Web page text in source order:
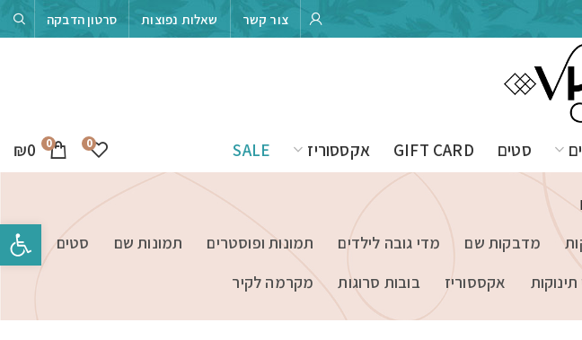
צור קשר שאלות נפוצות סרטון הדבקה
סטים GIFT CARD אקססוריז SALE
0
0
₪0
מדבקות שם מדי גובה לילדים תמונות ופוסטרים תמונות שם
סטים
אקססוריז בובות סרוגות מקרמה לקיר
פתח